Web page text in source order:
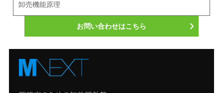
卸売機能原理
お問い合わせはこちら